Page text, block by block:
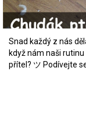
Snad každý z nás
když nám naši
přítel? ツ Podívejte